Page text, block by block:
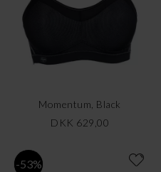
Momentum, Black
DKK 629,00
-53%